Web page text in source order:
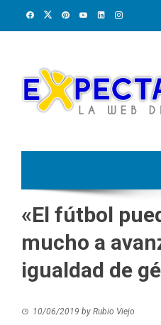
«El fútbol
mucho a
igualdad de
10/06/2019 by Rubio Viejo